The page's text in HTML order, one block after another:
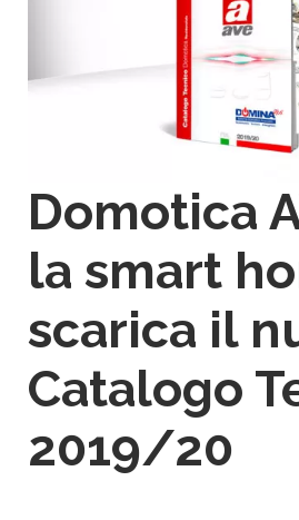
Domotica
la smart
scarica il
Catalogo
2019/20